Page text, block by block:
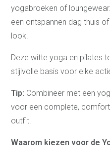
yogabroeken of
een ontspannen dag thuis
look.
Deze witte yoga en pilates
stijlvolle basis voor elke
Tip: Combineer met een
voor een complete,
outfit.
Waarom kiezen voor de